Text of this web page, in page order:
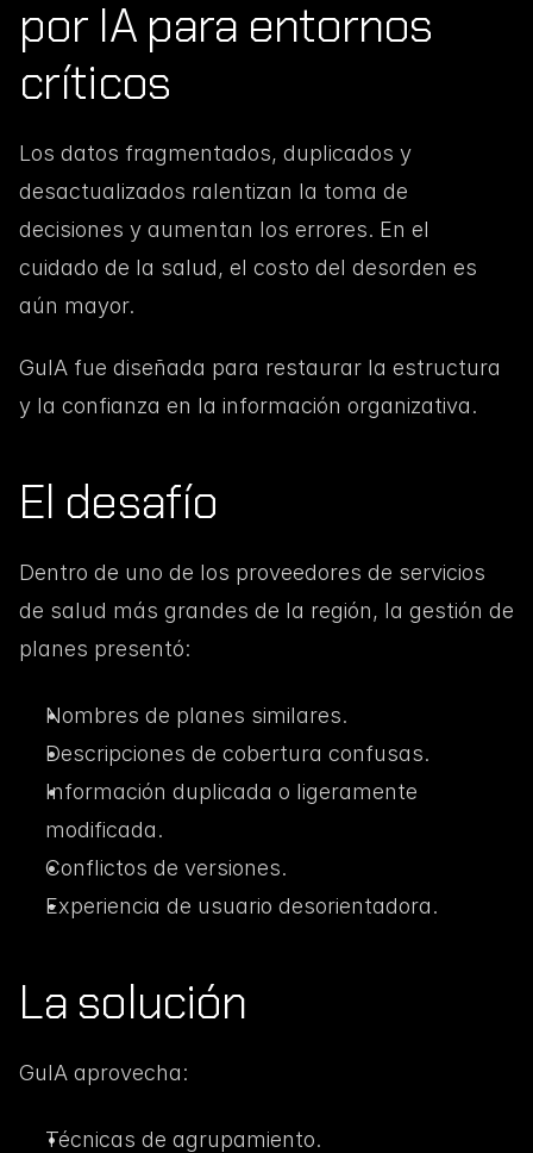
por IA para entornos
críticos
Los datos fragmentados, duplicados y
desactualizados ralentizan la toma de
decisiones y aumentan los errores. En el
cuidado de la salud, el costo del desorden es
aún mayor.
GuIA fue diseñada para restaurar la estructura
y la confianza en la información organizativa.
El desafío
Dentro de uno de los proveedores de servicios
de salud más grandes de la región, la gestión de
planes presentó:
Nombres de planes similares.
Descripciones de cobertura confusas.
Información duplicada o ligeramente
modificada.
Conflictos de versiones.
Experiencia de usuario desorientadora.
La solución
GuIA aprovecha:
Técnicas de agrupamiento.